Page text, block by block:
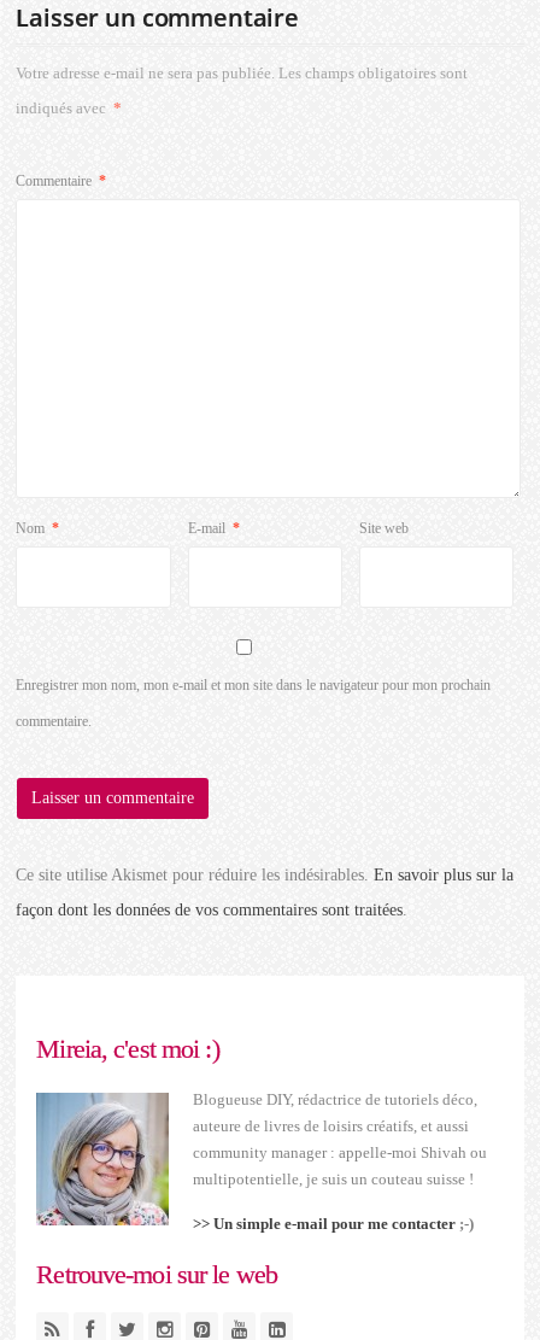
Laisser un commentaire
Votre adresse e-mail ne sera pas publiée. Les champs obligatoires sont
indiqués avec *
Commentaire *
Nom * E-mail * Site web
Enregistrer mon nom, mon e-mail et mon site dans le navigateur pour mon prochain
commentaire.
Ce site utilise Akismet pour réduire les indésirables.En savoir plus sur la
façon dont les données de vos commentaires sont traitées.
Mireia, c'est moi :)
Blogueuse DIY, rédactrice de tutoriels déco,
auteure de livres de loisirs créatifs, et aussi
community manager : appelle-moi Shivah ou
multipotentielle, je suis un couteau suisse !
>> Un simple e-mail pour me contacter ;-)
Retrouve-moi sur le web